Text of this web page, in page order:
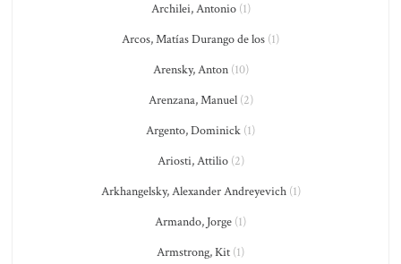
Archilei, Antonio(1)
Arcos, Matías Durango de los (1)
Arensky, Anton(10)
Arenzana, Manuel(2)
Argento, Dominick (1)
Ariosti, Attilio(2)
Arkhangelsky, Alexander Andreyevich(1)
Armando, Jorge (1)
Armstrong, Kit (1)